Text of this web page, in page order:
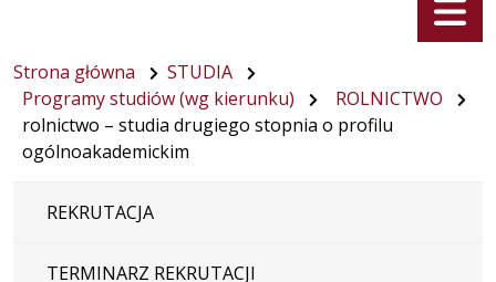
Menu
Strona główna
STUDIA
Programy studiów (wg kierunku)
ROLNICTWO
rolnictwo – studia drugiego stopnia o profilu
ogólnoakademickim
REKRUTACJA
TERMINARZ REKRUTACJI